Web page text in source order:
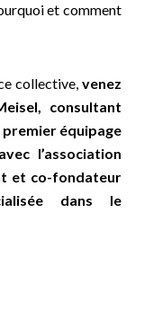
et comment
collective, venez
consultant
équipage
l’association
et co-fondateur
dans le